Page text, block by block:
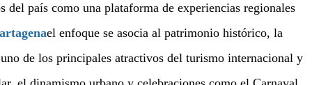
país como una plataforma de experiencias regionales
el enfoque se asocia al patrimonio histórico, la
de los principales atractivos del turismo internacional y